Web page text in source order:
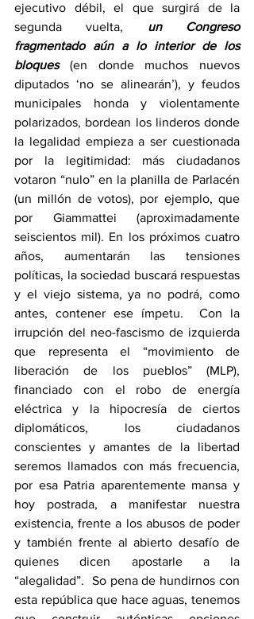
ejecutivo débil, el que surgirá de la
segunda vuelta,
un Congreso
fragmentado aún a lo interior de los
bloques
(en donde muchos nuevos
diputados ‘no se alinearán’), y feudos
municipales honda y violentamente
polarizados, bordean los linderos donde
la legalidad empieza a ser cuestionada
por la legitimidad: más ciudadanos
votaron “nulo” en la planilla de Parlacén
(un millón de votos), por ejemplo, que
por Giammattei (aproximadamente
seiscientos mil). En los próximos cuatro
años, aumentarán las tensiones
políticas, la sociedad buscará respuestas
y el viejo sistema, ya no podrá, como
antes, contener ese ímpetu.  Con la
irrupción del neo-fascismo de izquierda
que representa el “movimiento de
liberación de los pueblos” (MLP),
financiado con el robo de energía
eléctrica y la hipocresía de ciertos
diplomáticos, los ciudadanos
conscientes y amantes de la libertad
seremos llamados con más frecuencia,
por esa Patria aparentemente mansa y
hoy postrada, a manifestar nuestra
existencia, frente a los abusos de poder
y también frente al abierto desafío de
quienes dicen apostarle a la
“alegalidad”.  So pena de hundirnos con
esta república que hace aguas, tenemos